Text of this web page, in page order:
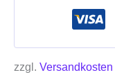
zzgl. Versandkosten